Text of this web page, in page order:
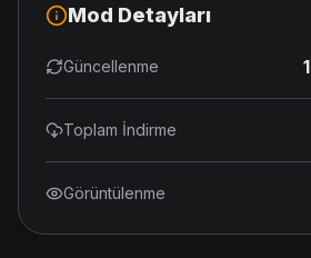
Mod Detayları
Güncellenme
Toplam İndirme
Görüntülenme